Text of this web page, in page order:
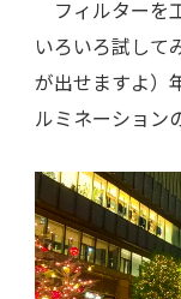
フィルターを
いろいろ試して
が出せますよ）
ルミネーション